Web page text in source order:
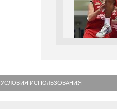
УСЛОВИЯ ИСПОЛЬЗОВАНИЯ